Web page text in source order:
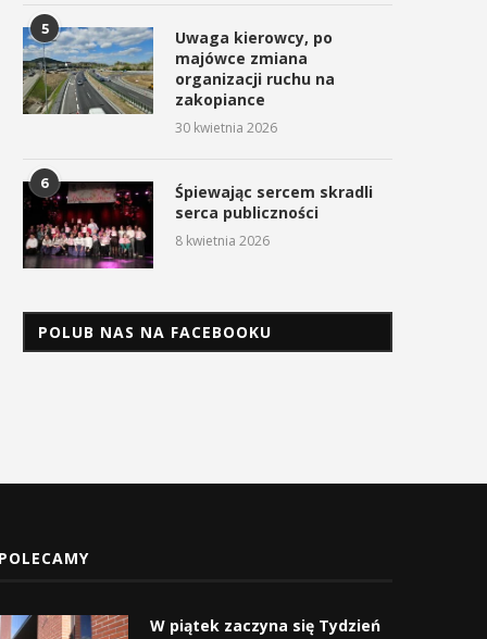
5
Uwaga kierowcy, po
majówce zmiana
organizacji ruchu na
zakopiance
30 kwietnia 2026
6
Śpiewając sercem skradli
serca publiczności
8 kwietnia 2026
POLUB NAS NA FACEBOOKU
POLECAMY
W piątek zaczyna się Tydzień